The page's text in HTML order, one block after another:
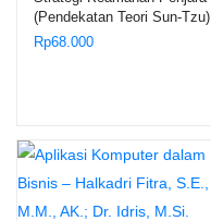
(Pendekatan Teori Sun-Tzu)
– Umar Anwar
Rp68.000